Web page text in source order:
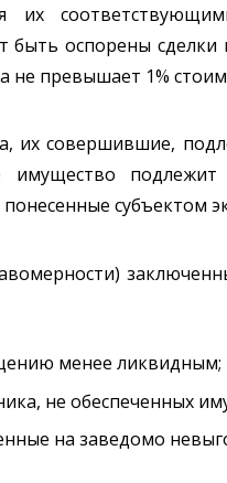
их
быть оспорены
не превышает 1%
их совершившие,
субъектом
менее ликвидным;
не обеспеченных
на заведомо